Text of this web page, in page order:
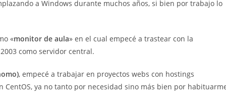
a Windows durante muchos años, si bien por trabajo lo
«monitor de aula» en el cual empecé a trastear con la
como servidor central.
, empecé a trabajar en proyectos webs con hostings
CentOS, ya no tanto por necesidad sino más bien por